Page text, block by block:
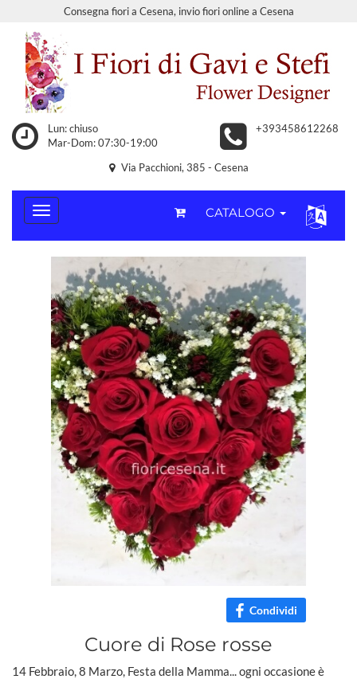
Consegna fiori a Cesena, invio fiori online a Cesena
Lun: chiuso
Mar-Dom: 07:30-19:00
+393458612268
Via Pacchioni, 385 - Cesena
CATALOGO
Condividi
Cuore di Rose rosse
14 Febbraio, 8 Marzo, Festa della Mamma... ogni occasione è